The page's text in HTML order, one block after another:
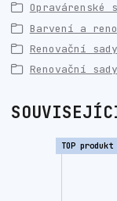
Opravárenské
Barvení a
Renovační
Renovační sady
TOP produkt